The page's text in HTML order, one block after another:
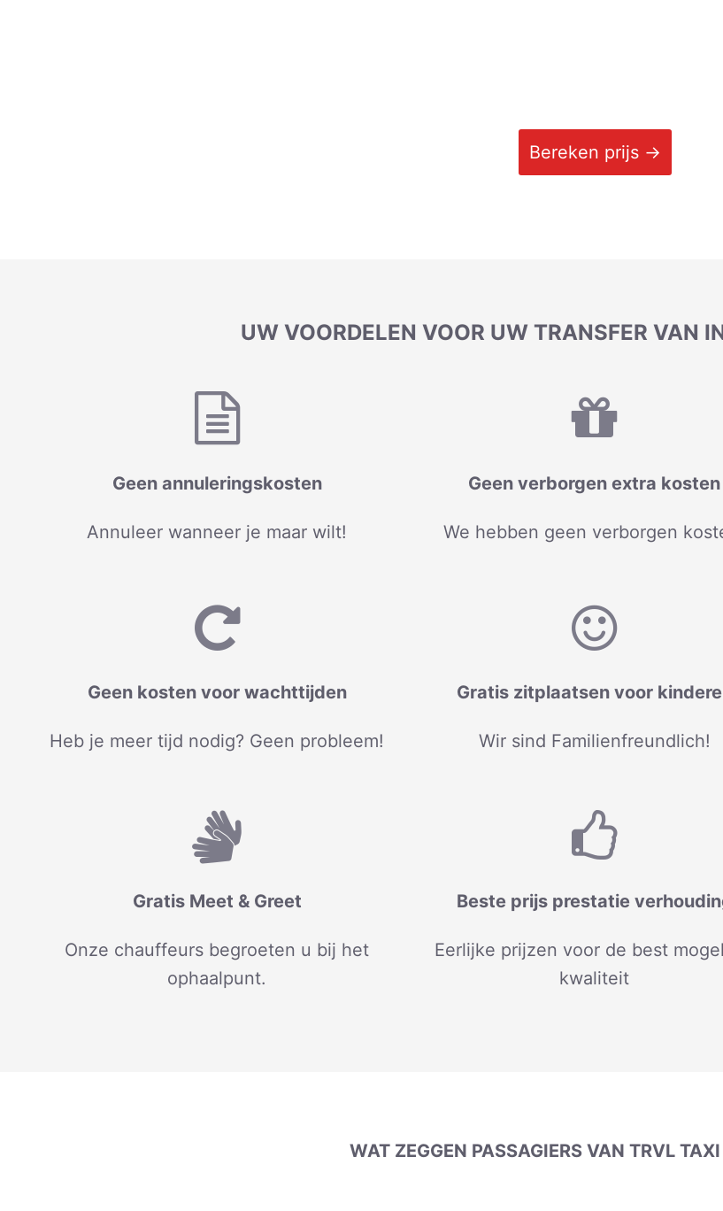
Bereken prijs →
UW VOORDELEN VOOR UW TRANSFER VAN
Geen annuleringskosten
Annuleer wanneer je maar wilt!
Geen verborgen extra kosten
We hebben geen verborgen
Geen kosten voor wachttijden
Heb je meer tijd nodig? Geen probleem!
Gratis zitplaatsen voor
Wir sind Familienfreundlich!
Gratis Meet & Greet
Onze chauffeurs begroeten u bij het
ophaalpunt.
Beste prijs prestatie
Eerlijke prijzen voor de best
kwaliteit
WAT ZEGGEN PASSAGIERS VAN TRVL